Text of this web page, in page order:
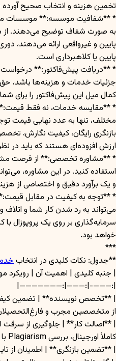
تخمین هزینه و انتخاب صحیح
* **شفافیت موسسه:** موسسات
به صورت شفاف توضیح می‌دهند.
پایین و غیرواقعی ارائه می‌دهند،
پایین یا کلاهبرداری است.
* **دریافت پیش‌فاکتور:**
جزئیات خدمات و هزینه‌ها باشد،
کمال میل این پیش‌فاکتور را برای
* **مقایسه خدمات، نه فقط
مختلف، تنها به عدد نهایی قیمت
بازنگری رایگان، کیفیت نگارش،
ارزش افزوده‌ای هستند که باید در
* **مشاوره تخصصی:** از فرصت
استفاده کنید. در این مشاوره،
و یک برآورد دقیق و اختصاصی از
* **توجه به کیفیت در مقابل
می‌تواند به رد شدن کار شما و
سرمایه‌گذاری بر روی یک پروپوزال
خواهد بود.
***
**جدول: نکات کلیدی در انتخاب
| جنبه کلیدی | اهمیت آن | رویکرد
|:———-|:———|:———————|
| **تخصص نویسنده** | تضمین
از متخصصین مجرب و
| **اصالت کار** | جلوگیری از سرقت
کاملاً اورجینال، بررسی Plagiarism با نرم‌افزارهای معتبر |
| **تضمین بازنگری** | اطمینان از